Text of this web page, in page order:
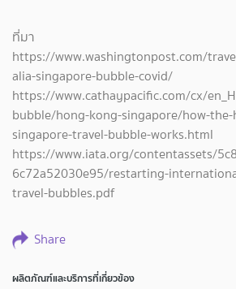
ที่มา
https://www.washingtonpost.com/
alia-singapore-bubble-covid/
https://www.cathaypacific.com/cx/
bubble/hong-kong-singapore/how-
singapore-travel-bubble-works.html
https://www.iata.org/contentassets/
6c72a52030e95/restarting-
travel-bubbles.pdf
Share
ผลิตภัณฑ์และบริการที่เกี่ยวข้อง